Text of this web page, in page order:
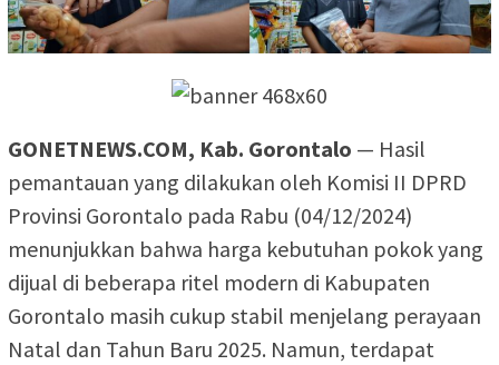
GONETNEWS.COM, Kab. Gorontalo — Hasil
pemantauan yang dilakukan oleh Komisi II DPRD
Provinsi Gorontalo pada Rabu (04/12/2024)
menunjukkan bahwa harga kebutuhan pokok yang
dijual di beberapa ritel modern di Kabupaten
Gorontalo masih cukup stabil menjelang perayaan
Natal dan Tahun Baru 2025. Namun, terdapat